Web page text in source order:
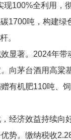
现100%全利用，
1700吨，构建
。
显著。2024年
向茅台酒用高粱
有机肥110吨、
经济效益持续向
势。缴纳税收2.